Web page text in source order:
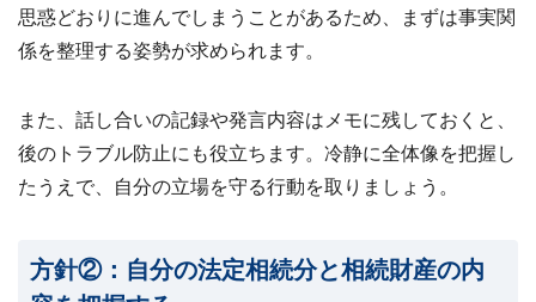
思惑どおりに進んでしまうことがあるため、まずは事実関
係を整理する姿勢が求められます。
また、話し合いの記録や発言内容はメモに残しておくと、
後のトラブル防止にも役立ちます。冷静に全体像を把握し
たうえで、自分の立場を守る行動を取りましょう。
方針②：自分の法定相続分と相続財産の内